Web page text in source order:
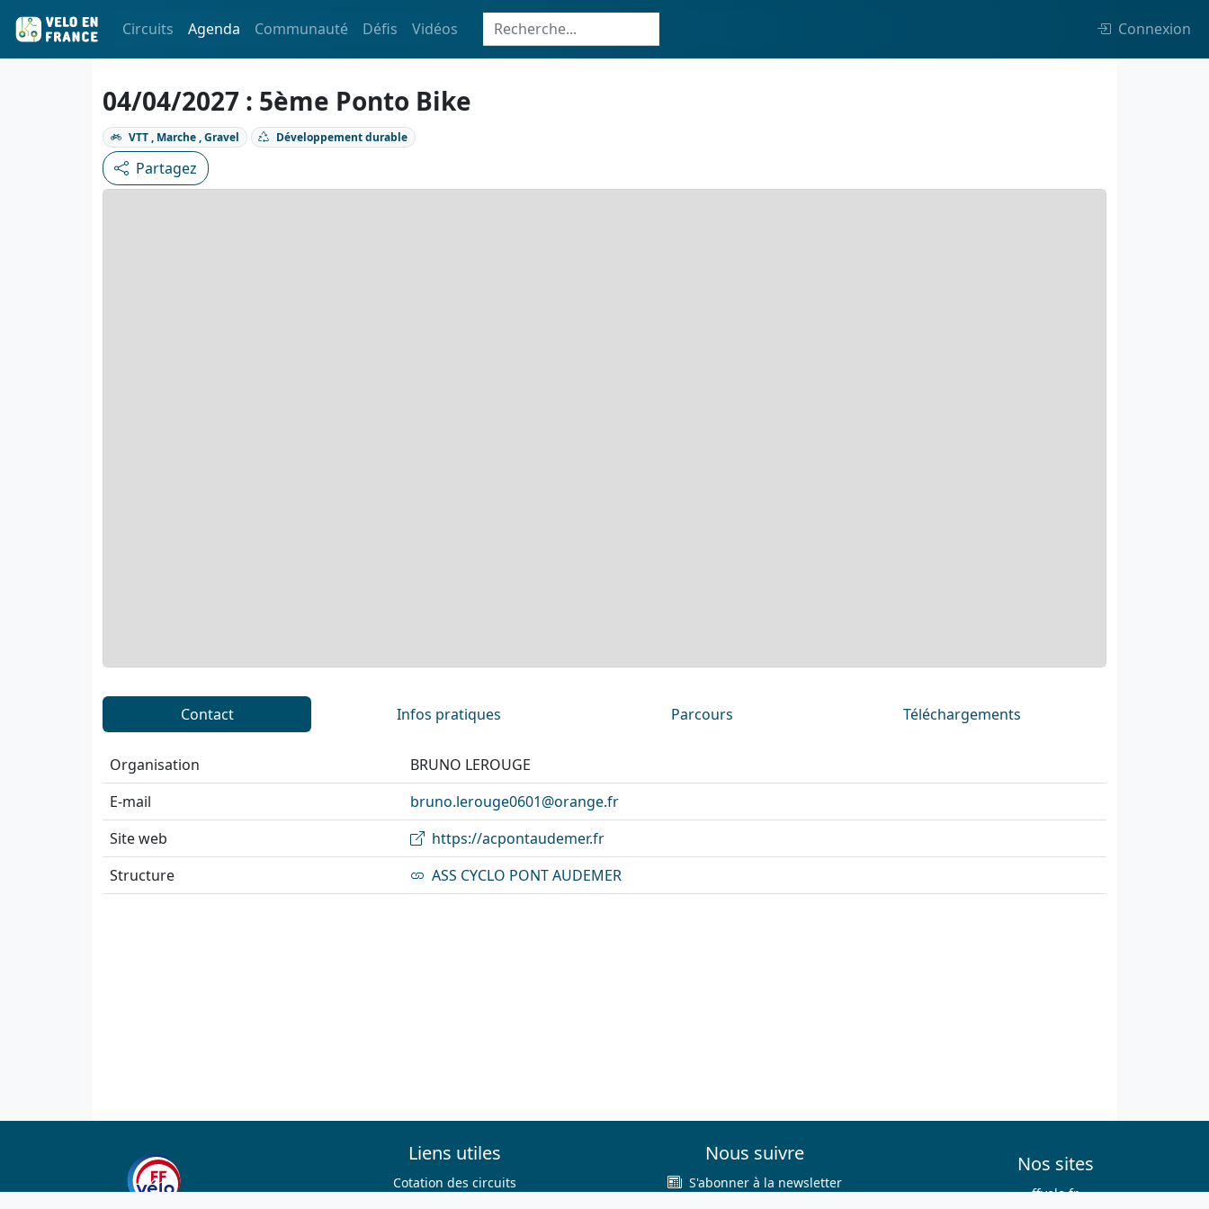
Circuits Agenda Communauté Défis Vidéos Connexion
04/04/2027 : 5ème Ponto Bike
VTT , Marche , Gravel Développement durable
Partagez
Contact Infos pratiques Parcours Téléchargements
Organisation
BRUNO LEROUGE
E-mail
bruno.lerouge0601@orange.fr
Site web
https://acpontaudemer.fr
Structure
ASS CYCLO PONT AUDEMER
Liens utiles
Cotation des circuits
Nous suivre
S'abonner à la newsletter
Nos sites
ffvelo.fr